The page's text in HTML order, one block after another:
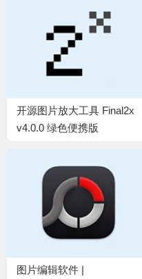
开源图片放大工具 Final2x
v4.0.0 绿色便携版
图片编辑软件 |